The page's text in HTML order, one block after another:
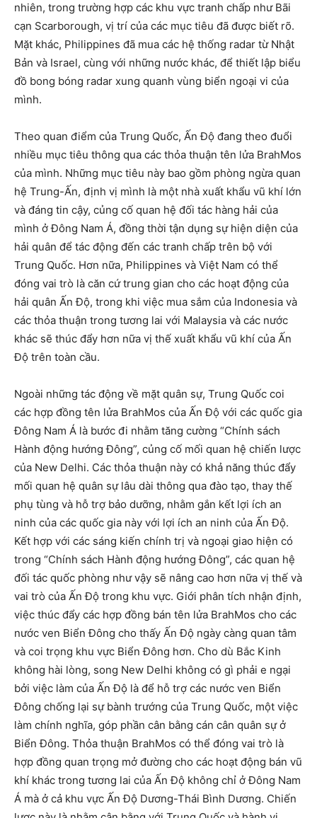
nhiên, trong trường hợp các khu vực tranh chấp như Bãi
cạn Scarborough, vị trí của các mục tiêu đã được biết rõ.
Mặt khác, Philippines đã mua các hệ thống radar từ Nhật
Bản và Israel, cùng với những nước khác, để thiết lập biểu
đồ bong bóng radar xung quanh vùng biển ngoại vi của
mình.
Theo quan điểm của Trung Quốc, Ấn Độ đang theo đuổi
nhiều mục tiêu thông qua các thỏa thuận tên lửa BrahMos
của mình. Những mục tiêu này bao gồm phòng ngừa quan
hệ Trung-Ấn, định vị mình là một nhà xuất khẩu vũ khí lớn
và đáng tin cậy, củng cố quan hệ đối tác hàng hải của
mình ở Đông Nam Á, đồng thời tận dụng sự hiện diện của
hải quân để tác động đến các tranh chấp trên bộ với
Trung Quốc. Hơn nữa, Philippines và Việt Nam có thể
đóng vai trò là căn cứ trung gian cho các hoạt động của
hải quân Ấn Độ, trong khi việc mua sắm của Indonesia và
các thỏa thuận trong tương lai với Malaysia và các nước
khác sẽ thúc đẩy hơn nữa vị thế xuất khẩu vũ khí của Ấn
Độ trên toàn cầu.
Ngoài những tác động về mặt quân sự, Trung Quốc coi
các hợp đồng tên lửa BrahMos của Ấn Độ với các quốc gia
Đông Nam Á là bước đi nhằm tăng cường “Chính sách
Hành động hướng Đông”, củng cố mối quan hệ chiến lược
của New Delhi. Các thỏa thuận này có khả năng thúc đẩy
mối quan hệ quân sự lâu dài thông qua đào tạo, thay thế
phụ tùng và hỗ trợ bảo dưỡng, nhằm gắn kết lợi ích an
ninh của các quốc gia này với lợi ích an ninh của Ấn Độ.
Kết hợp với các sáng kiến chính trị và ngoại giao hiện có
trong “Chính sách Hành động hướng Đông”, các quan hệ
đối tác quốc phòng như vậy sẽ nâng cao hơn nữa vị thế và
vai trò của Ấn Độ trong khu vực. Giới phân tích nhận định,
việc thúc đẩy các hợp đồng bán tên lửa BrahMos cho các
nước ven Biển Đông cho thấy Ấn Độ ngày càng quan tâm
và coi trọng khu vực Biển Đông hơn. Cho dù Bắc Kinh
không hài lòng, song New Delhi không có gì phải e ngại
bởi việc làm của Ấn Độ là để hỗ trợ các nước ven Biển
Đông chống lại sự bành trướng của Trung Quốc, một việc
làm chính nghĩa, góp phần cân bằng cán cân quân sự ở
Biển Đông. Thỏa thuận BrahMos có thể đóng vai trò là
hợp đồng quan trọng mở đường cho các hoạt động bán vũ
khí khác trong tương lai của Ấn Độ không chỉ ở Đông Nam
Á mà ở cả khu vực Ấn Độ Dương-Thái Bình Dương. Chiến